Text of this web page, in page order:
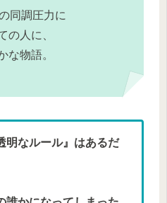
同調圧力に
の人に、
な物語。
なルール』はあるだ